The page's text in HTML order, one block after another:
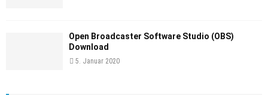
Open Broadcaster Software Studio (OBS)
Download
5. Januar 2020